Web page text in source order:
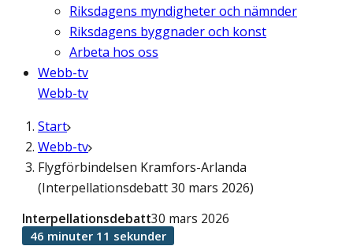
Riksdagens myndigheter och nämnder
Riksdagens byggnader och konst
Arbeta hos oss
Webb-tv
Webb-tv
Start
Webb-tv
Flygförbindelsen Kramfors-Arlanda
(Interpellationsdebatt 30 mars 2026)
Interpellationsdebatt30 mars 2026
46 minuter 11 sekunder